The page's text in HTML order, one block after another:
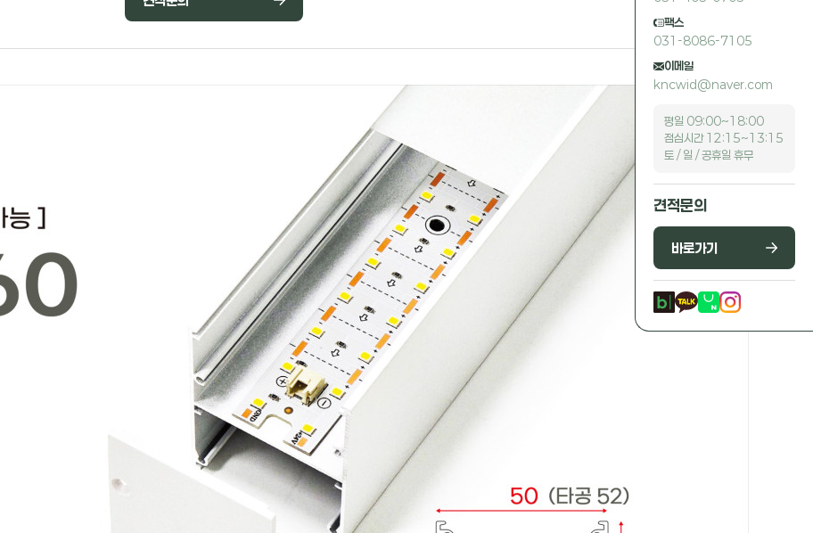
팩스
031-8086-7105
이메일
kncwid@naver.com
평일 09:00~18:00
점심시간 12:15~13:15
토 / 일 / 공휴일 휴무
견적문의
바로가기